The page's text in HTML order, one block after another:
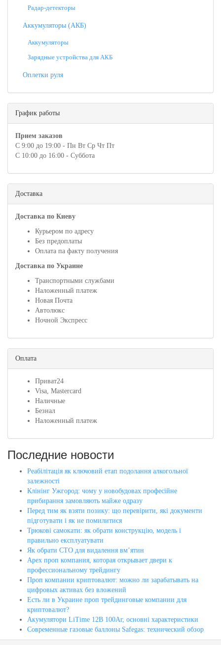
Радар-детекторы
Аккумуляторы (АКБ)
Аккумуляторы
Зарядные устройства для АКБ
Оплетки руля
График работы
Прием заказов
С 9:00 до 19:00 - Пн Вт Ср Чт Пт
С 10:00 до 16:00 - Суббота
Доставка
Доставка по Киеву
Курьером по адресу
Без предоплаты
Оплата па факту получения
Доставка по Украине
Транспортными службами
Наложенный платеж
Новая Почта
Автолюкс
Ночной Экспресс
Оплата
Приват24
Visa, Mastercard
Наличные
Безнал
Наложенный платеж
Последние новости
Реабілітація як ключовий етап подолання алкогольної
залежності
Клінінг Ужгород: чому у новобудовах професійне
прибирання замовляють майже одразу
Перед тим як взяти позику: що перевірити, які документи
підготувати і як не помилитися
Трюкові самокати: як обрати конструкцію, модель і
правильно експлуатувати
Як обрати СТО для видалення вм’ятин
Apex проп компания, которая открывает двери к
профессиональному трейдингу
Проп компании криптовалют: можно ли зарабатывать на
цифровых активах без вложений
Есть ли в Украине проп трейдинговые компании для
криптовалют?
Акумулятори LiTime 12В 100Аг, основні характеристики
Современные газовые баллоны Safegas: технический обзор